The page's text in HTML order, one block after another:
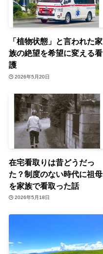
「植物状態」と言われた家
族の絶望を希望に変える看
護
2026年5月20日
在宅看取りは昔どうだっ
た？制度のない時代に祖母
を家族で看取った話
2026年5月18日